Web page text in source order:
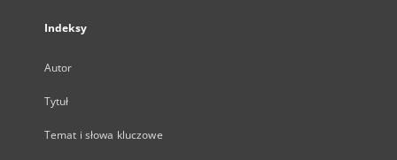
Indeksy
Autor
Tytuł
Temat i słowa kluczowe